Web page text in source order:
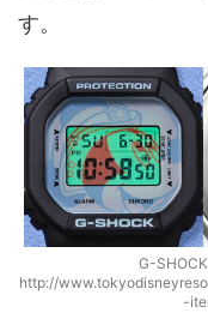
す。
G-
http://
-